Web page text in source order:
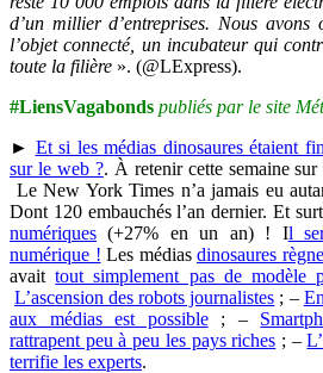
d’un millier d’entreprises. Nous
l’objet connecté, un incubateur qui
toute la filière ». (@LExpress).
#LiensVagabonds publiés par le site
► Et si les médias dinosaures étaient
sur le web ?. À retenir cette semaine
Le New York Times n’a jamais eu
Dont 120 embauchés l’an dernier. Et
numériques (+27% en un an) ! Il
numérique ! Les médias dinosaures
avaittout simplement pas de modèle
L’ascension des robots journalistes ; –
aux médias est possible; –
rattrapent peu à peu les pays riches ; –
terrifie les experts.